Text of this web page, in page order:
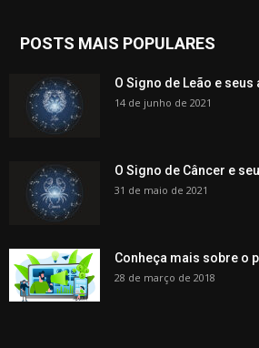
POSTS MAIS POPULARES
O Signo de Leão e
14 de junho de 2021
O Signo de Câncer e
31 de maio de 2021
Conheça mais sobre o
28 de março de 2018